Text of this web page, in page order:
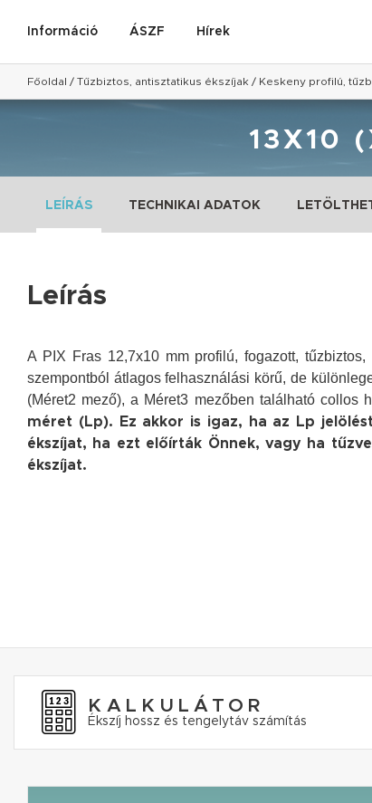
Információ ÁSZF Hírek
Főoldal / Tűzbiztos, antisztatikus ékszíjak / Keskeny profilú,
13X10
LEÍRÁS TECHNIKAI ADATOK
Leírás
A PIX Fras 12,7x10 mm profilú, fogazott,
szempontból átlagos felhasználási körű, de
(Méret2 mező), a Méret3 mezőben található collos
méret (Lp). Ez akkor is igaz, ha az Lp
ékszíjat, ha ezt előírták Önnek, vagy ha
ékszíjat.
KALKULÁTOR
Ékszíj hossz és tengelytáv számítás